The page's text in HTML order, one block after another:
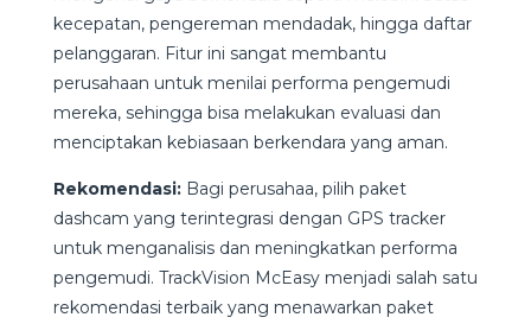
kecepatan, pengereman mendadak, hingga daftar
pelanggaran. Fitur ini sangat membantu
perusahaan untuk menilai performa pengemudi
mereka, sehingga bisa melakukan evaluasi dan
menciptakan kebiasaan berkendara yang aman.
Rekomendasi:Bagi perusahaa, pilih paket
dashcam yang terintegrasi dengan GPS tracker
untuk menganalisis dan meningkatkan performa
pengemudi. TrackVision McEasy menjadi salah satu
rekomendasi terbaik yang menawarkan paket